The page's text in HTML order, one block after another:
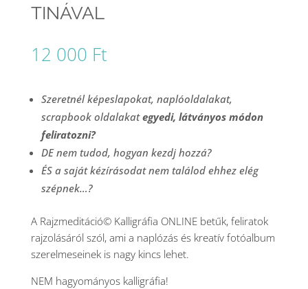
TINÁVAL
12 000 Ft
Szeretnél képeslapokat, naplóoldalakat,
scrapbook oldalakategyedi, látványos módon
feliratozni?
DE nem tudod, hogyan kezdj hozzá?
ÉS a saját kézírásodat nem találod ehhez elég
szépnek…?
A Rajzmeditáció© Kalligráfia ONLINE betűk, feliratok
rajzolásáról szól, ami a naplózás és kreatív fotóalbum
szerelmeseinek is nagy kincs lehet.
NEM hagyományos kalligráfia!